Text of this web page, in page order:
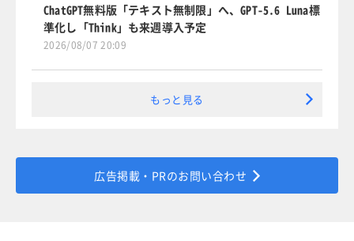
ChatGPT無料版「テキスト無制限」へ、GPT-5.6 Luna標
準化し「Think」も来週導入予定
2026/08/07 20:09
もっと見る
広告掲載・PRのお問い合わせ